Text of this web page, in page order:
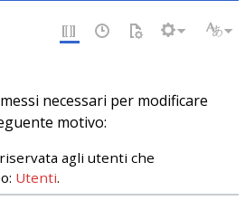
necessari per modificare
motivo:
agli utenti che
Utenti.